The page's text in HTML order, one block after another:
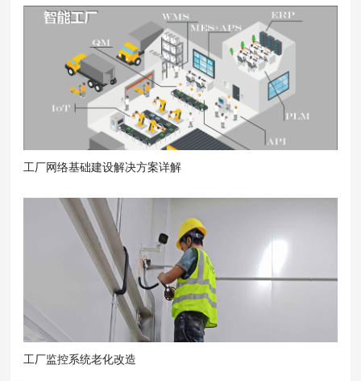
工厂网络基础建设解决方案详解
工厂监控系统老化改造